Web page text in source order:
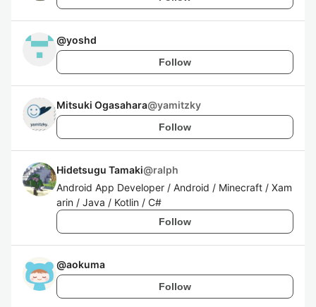
@yoshd
Follow
Mitsuki Ogasahara@yamitzky
Follow
Hidetsugu Tamaki@ralph
Android App Developer / Android / Minecraft / Xam
arin / Java / Kotlin / C#
Follow
@aokuma
Follow